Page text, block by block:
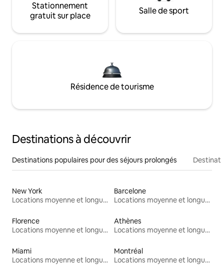
Stationnement
gratuit sur place
Salle de sport
Résidence de tourisme
Destinations à découvrir
Destinations populaires pour des séjours prolongés
New York
Locations moyenne et longue durée
Barcelone
Locations moyenne et longue durée
Florence
Locations moyenne et longue durée
Athènes
Locations moyenne et longue durée
Miami
Locations moyenne et longue durée
Montréal
Locations moyenne et longue durée